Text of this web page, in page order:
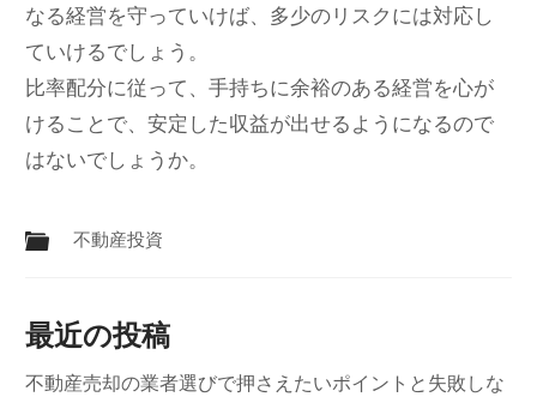
なる経営を守っていけば、多少のリスクには対応し
ていけるでしょう。
比率配分に従って、手持ちに余裕のある経営を心が
けることで、安定した収益が出せるようになるので
はないでしょうか。
不動産投資
最近の投稿
不動産売却の業者選びで押さえたいポイントと失敗しな